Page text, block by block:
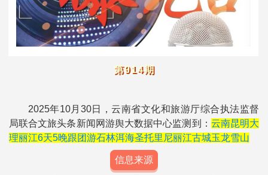
第914期
2025年10月30日，云南省文化和旅游厅综合执法监督
局联合文旅头条新闻网游舆大数据中心监测到： 云南昆明大
理丽江6天5晚跟团游石林洱海圣托里尼丽江古城玉龙雪山
信息来源